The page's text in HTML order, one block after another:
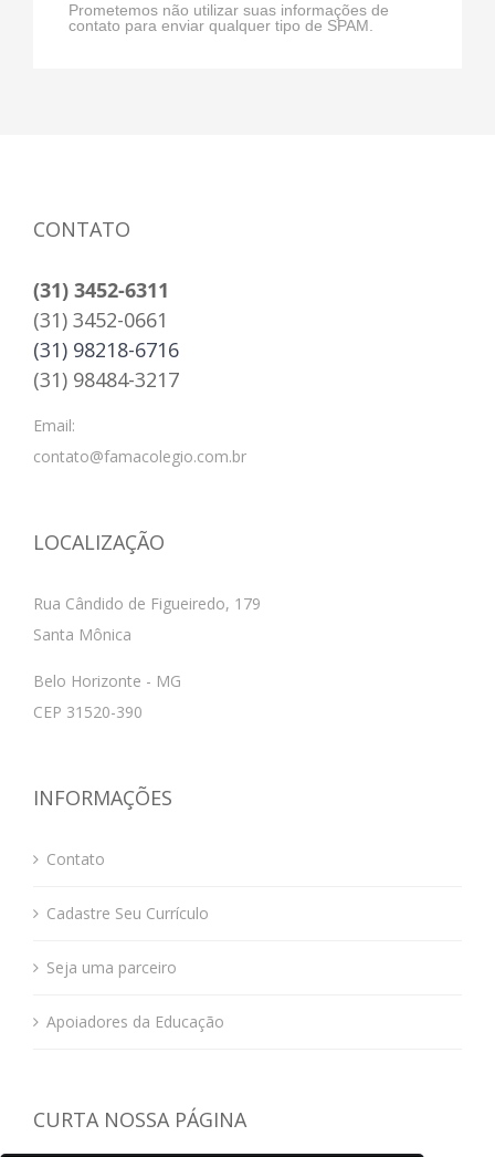
Prometemos não utilizar suas informações de
contato para enviar qualquer tipo de SPAM.
CONTATO
(31) 3452-6311
(31) 3452-0661
(31) 98218-6716
(31) 98484-3217
Email:
contato@famacolegio.com.br
LOCALIZAÇÃO
Rua Cândido de Figueiredo, 179
Santa Mônica
Belo Horizonte - MG
CEP 31520-390
INFORMAÇÕES
Contato
Cadastre Seu Currículo
Seja uma parceiro
Apoiadores da Educação
CURTA NOSSA PÁGINA